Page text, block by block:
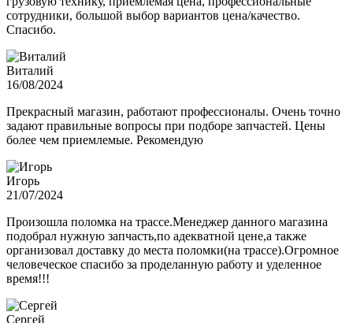
сотрудники, большой выбор вариантов цена/качество.
Спасибо.
Виталий
16/08/2024
Прекрасный магазин, работают профессионалы. Очень точно
задают правильные вопросы при подборе запчастей. Цены
более чем приемлемые. Рекомендую
Игорь
21/07/2024
Произошла поломка на трассе.Менеджер данного магазина
подобрал нужную запчасть,по адекватной цене,а также
организовал доставку до места поломки(на трассе).Огромное
человеческое спасибо за проделанную работу и уделенное
время!!!
Сергей